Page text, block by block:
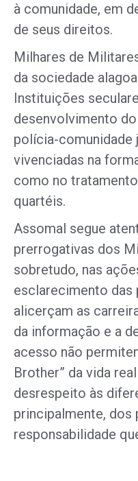
à comunidade, em
de seus direitos.
Milhares de
da sociedade
Instituições
desenvolvimento
polícia-comunidade
vivenciadas na
como no
quartéis.
Assomal segue
prerrogativas dos
sobretudo, nas
esclarecimento das
alicerçam as
da informação e a
acesso não
Brother” da vida
desrespeito às
principalmente,
responsabilidade